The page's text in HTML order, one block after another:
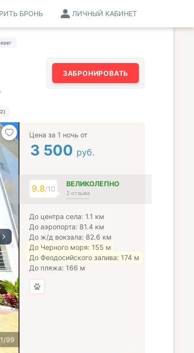
ЛИЧНЫЙ КАБИНЕТ
БРОНЬ
ЗАБРОНИРОВАТЬ
Цена за 1 ночь от
3 500 руб.
9.8/10
ВЕЛИКОЛЕПНО
2 отзыва
До центра села: 1.1 км
До аэропорта: 81.4 км
До ж/д вокзала: 82.6 км
До Черного моря: 155 м
До Феодосийского залива: 174 м
До пляжа: 166 м